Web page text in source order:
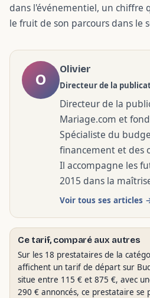
dans l'événementiel, un chiffre
le fruit de son parcours dans le
O
Olivier
Directeur de la
Directeur de la
Mariage.com et
Spécialiste du
financement et des
Il accompagne les
2015 dans la
Voir tous ses articles
Ce tarif, comparé aux autres
Sur les 18 prestataires de la
affichent un tarif de départ sur
situe entre 115 € et 875 €, avec
290 € annoncés, ce prestataire se